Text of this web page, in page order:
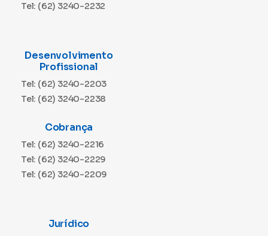
Tel: (62) 3240-2232
Desenvolvimento
Profissional
Tel: (62) 3240-2203
Tel: (62) 3240-2238
Cobrança
Tel: (62) 3240-2216
Tel: (62) 3240-2229
Tel: (62) 3240-2209
Jurídico